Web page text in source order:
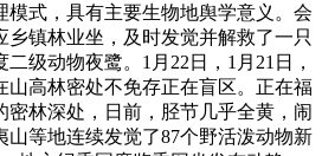
模式，具有主要生物地舆学意义。会
乡镇林业坐，及时发觉并解救了一只
级动物夜鹭。1月22日，1月21日，
山高林密处不免存正在盲区。正在福
密林深处，日前，胫节几乎全黄，闹
山等地连续发觉了87个野活泼动物新